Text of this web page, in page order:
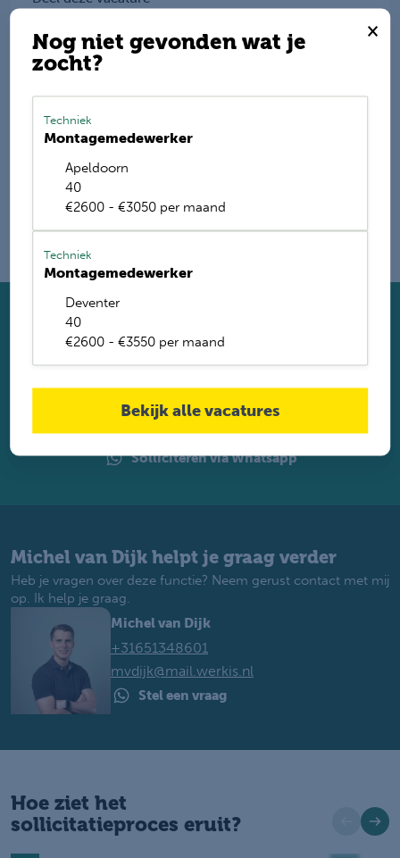
×
Nog niet gevonden wat je
zocht?
Techniek
Montagemedewerker
Apeldoorn
40
€2600 - €3050 per maand
Techniek
Montagemedewerker
Deventer
40
€2600 - €3550 per maand
Bekijk alle vacatures
E-mail mij de nieuwste vacatures
Name
Solliciteer direct
Twijfel je of je geschikt bent? Laat dan toch je gegevens
achter. Met ruim 1.200 vacatures vinden wij voor jou de
perfecte baan. Je krijgt binnen 2 werkdagen reactie.
Solliciteren via Whatsapp
Michel van Dijk helpt je graag verder
Heb je vragen over deze functie? Neem gerust contact met mij
op. Ik help je graag.
Michel van Dijk
+31651348601
mvdijk@mail.werkis.nl
Stel een vraag
Hoe ziet het
sollicitatieproces eruit?